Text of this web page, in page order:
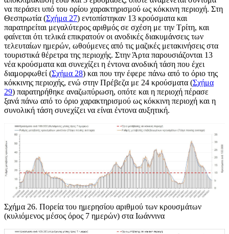
να περάσει υπό του ορίου χαρακτηρισμού ως κόκκινη περιοχή. Στη
Θεσπρωτία (Σχήμα 27) εντοπίστηκαν 13 κρούσματα και
παρατηρείται μεγαλύτερος αριθμός σε σχέση με την Τρίτη, και
φαίνεται ότι τελικά επικρατούν οι ανοδικές διακυμάνσεις των
τελευταίων ημερών, ωθούμενες από τις μαζικές μετακινήσεις στα
τουριστικά θέρετρα της περιοχής. Στην Άρτα παρουσιάζονται 13
νέα κρούσματα και συνεχίζει η έντονα ανοδική τάση που έχει
διαμορφωθεί (Σχήμα 28) και που την έφερε πάνω από το όριο της
κόκκινης περιοχής, ενώ στην Πρέβεζα με 24 κρούσματα (Σχήμα
29) παρατηρήθηκε αναζωπύρωση, οπότε και η περιοχή πέρασε
ξανά πάνω από το όριο χαρακτηρισμού ως κόκκινη περιοχή και η
συνολική τάση συνεχίζει να είναι έντονα αυξητική.
Σχήμα 26. Πορεία του ημερησίου αριθμού των κρουσμάτων
(κυλιόμενος μέσος όρος 7 ημερών) στα Ιωάννινα